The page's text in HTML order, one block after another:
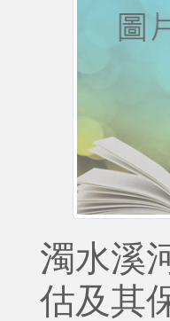
濁水溪
估及其